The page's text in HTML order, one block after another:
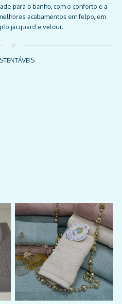
para o banho, com o conforto e a
acabamentos em felpo, em
jacquard e velour.
star